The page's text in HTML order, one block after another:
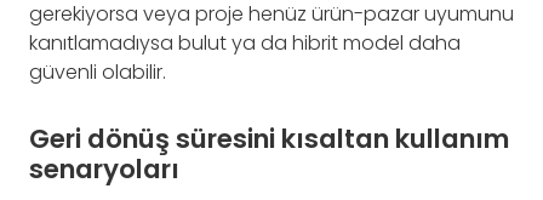
gerekiyorsa veya proje henüz ürün-pazar uyumunu
kanıtlamadıysa bulut ya da hibrit model daha
güvenli olabilir.
Geri dönüş süresini kısaltan kullanım
senaryoları